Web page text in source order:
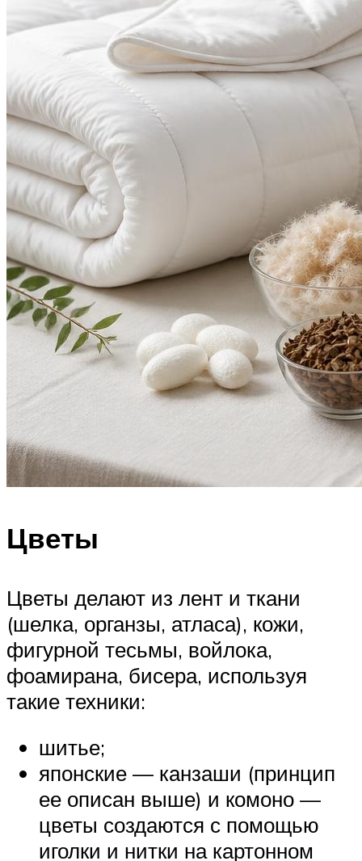
Цветы
Цветы делают из лент и ткани
(шелка, органзы, атласа), кожи,
фигурной тесьмы, войлока,
фоамирана, бисера, используя
такие техники:
шитье;
японские — канзаши (принцип
ее описан выше) и комоно —
цветы создаются с помощью
иголки и нитки на картонном